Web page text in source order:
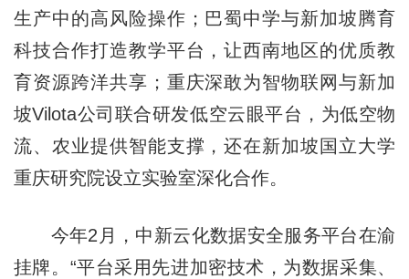
生产中的高风险操作；巴蜀中学与新加坡腾育
科技合作打造教学平台，让西南地区的优质教
育资源跨洋共享；重庆深敢为智物联网与新加
坡Vilota公司联合研发低空云眼平台，为低空物
流、农业提供智能支撑，还在新加坡国立大学
重庆研究院设立实验室深化合作。
今年2月，中新云化数据安全服务平台在渝
挂牌。“平台采用先进加密技术，为数据采集、